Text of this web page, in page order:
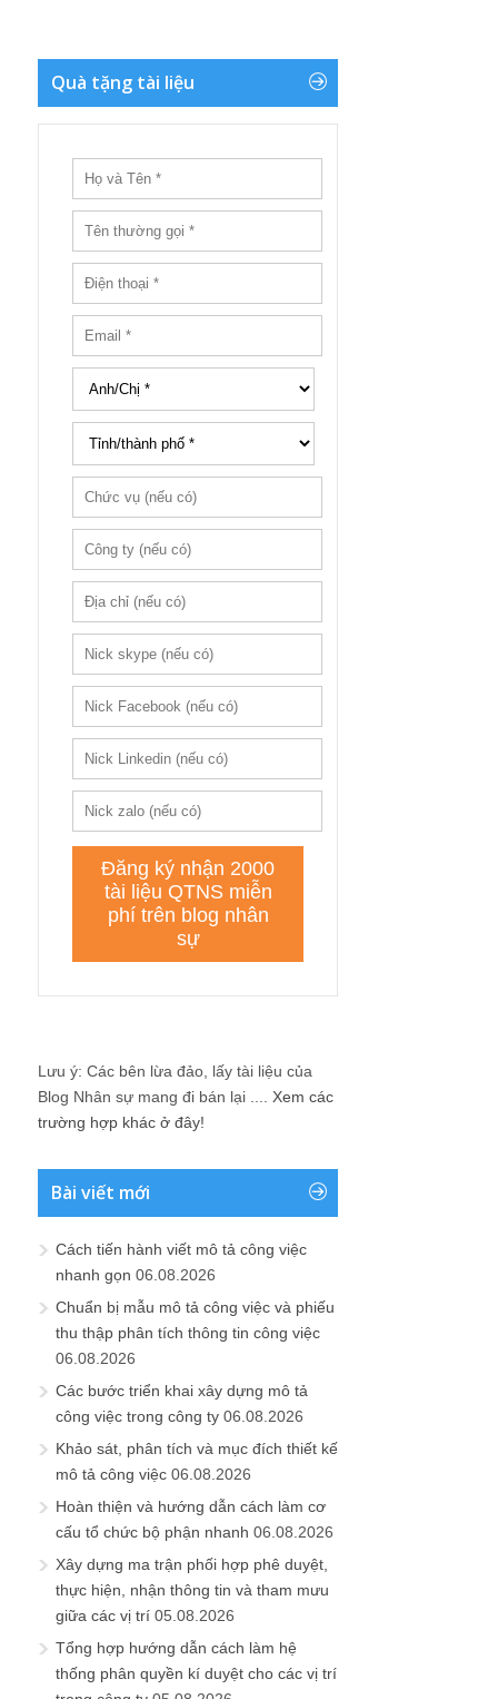
Quà tặng tài liệu
Lưu ý: Các bên lừa đảo, lấy tài liệu của
Blog Nhân sự mang đi bán lại .... Xem các
trường hợp khác ở đây!
Bài viết mới
Cách tiến hành viết mô tả công việc
nhanh gọn 06.08.2026
Chuẩn bị mẫu mô tả công việc và phiếu
thu thập phân tích thông tin công việc
06.08.2026
Các bước triển khai xây dựng mô tả
công việc trong công ty 06.08.2026
Khảo sát, phân tích và mục đích thiết kế
mô tả công việc 06.08.2026
Hoàn thiện và hướng dẫn cách làm cơ
cấu tổ chức bộ phận nhanh 06.08.2026
Xây dựng ma trận phối hợp phê duyệt,
thực hiện, nhận thông tin và tham mưu
giữa các vị trí 05.08.2026
Tổng hợp hướng dẫn cách làm hệ
thống phân quyền kí duyệt cho các vị trí